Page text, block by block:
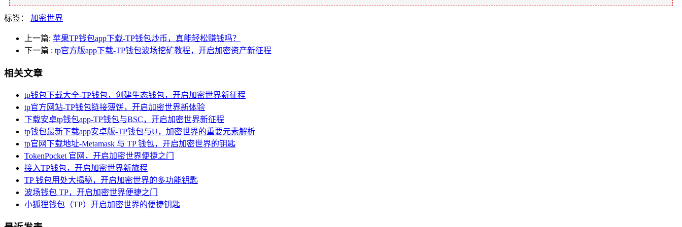
标签： 加密世界
上一篇: 苹果TP钱包app下载-TP钱包炒币，真能轻松赚钱吗？
下一篇 : tp官方版app下载-TP钱包波场挖矿教程，开启加密资产新征程
相关文章
tp钱包下载大全-TP钱包，创建生态钱包，开启加密世界新征程
tp官方网站-TP钱包链接薄饼，开启加密世界新体验
下载安卓tp钱包app-TP钱包与BSC，开启加密世界新征程
tp钱包最新下载app安卓版-TP钱包与U，加密世界的重要元素解析
tp官网下载地址-Metamask 与 TP 钱包，开启加密世界的钥匙
TokenPocket 官网，开启加密世界便捷之门
接入TP钱包，开启加密世界新旅程
TP 钱包用处大揭秘，开启加密世界的多功能钥匙
波场钱包 TP，开启加密世界便捷之门
小狐狸钱包（TP）开启加密世界的便捷钥匙